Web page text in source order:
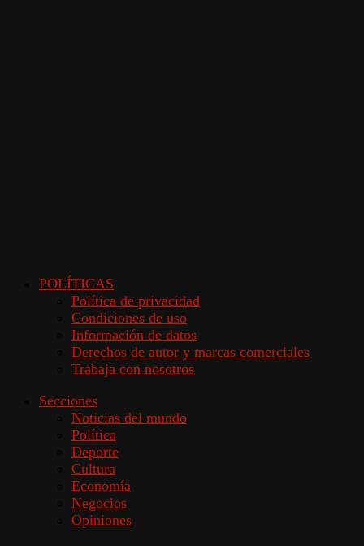
POLÍTICAS
Política de privacidad
Condiciones de uso
Información de datos
Derechos de autor y marcas comerciales
Trabaja con nosotros
Secciones
Noticias del mundo
Política
Deporte
Cultura
Economía
Negocios
Opiniones